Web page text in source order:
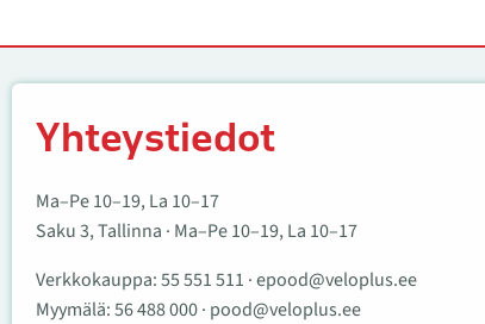
Yhteystiedot
Ma–Pe 10–19, La 10–17
Saku 3, Tallinna · Ma–Pe 10–19, La 10–17
Verkkokauppa:55 551 511 ·epood@veloplus.ee
Myymälä:56 488 000· pood@veloplus.ee